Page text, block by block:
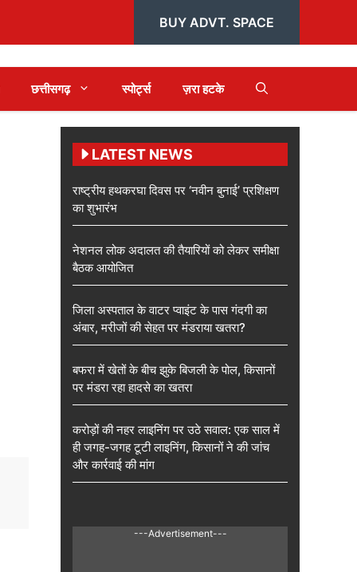
BUY ADVT. SPACE
छत्तीसगढ़ स्पोर्ट्स ज़रा हटके
LATEST NEWS
राष्ट्रीय हथकरघा दिवस पर ‘नवीन बुनाई’ प्रशिक्षण
का शुभारंभ
नेशनल लोक अदालत की तैयारियों को लेकर समीक्षा
बैठक आयोजित
जिला अस्पताल के वाटर प्वाइंट के पास गंदगी का
अंबार, मरीजों की सेहत पर मंडराया खतरा?
बफरा में खेतों के बीच झुके बिजली के पोल, किसानों
पर मंडरा रहा हादसे का खतरा
करोड़ों की नहर लाइनिंग पर उठे सवाल: एक साल में
ही जगह-जगह टूटी लाइनिंग, किसानों ने की जांच
और कार्रवाई की मांग
---Advertisement---